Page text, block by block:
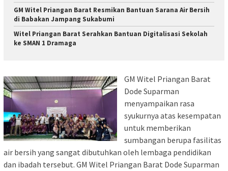
GM Witel Priangan Barat Resmikan Bantuan Sarana Air Bersih
di Babakan Jampang Sukabumi
Witel Priangan Barat Serahkan Bantuan Digitalisasi Sekolah
ke SMAN 1 Dramaga
GM Witel Priangan Barat
Dode Suparman
menyampaikan rasa
syukurnya atas kesempatan
untuk memberikan
sumbangan berupa fasilitas
air bersih yang sangat dibutuhkan oleh lembaga pendidikan
dan ibadah tersebut. GM Witel Priangan Barat Dode Suparman